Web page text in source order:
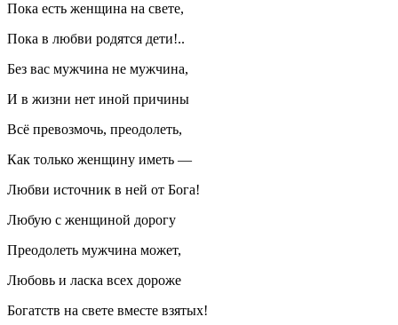
Пока есть женщина на свете,
Пока в любви родятся дети!..
Без вас мужчина не мужчина,
И в жизни нет иной причины
Всё превозмочь, преодолеть,
Как только женщину иметь —
Любви источник в ней от Бога!
Любую с женщиной дорогу
Преодолеть мужчина может,
Любовь и ласка всех дороже
Богатств на свете вместе взятых!